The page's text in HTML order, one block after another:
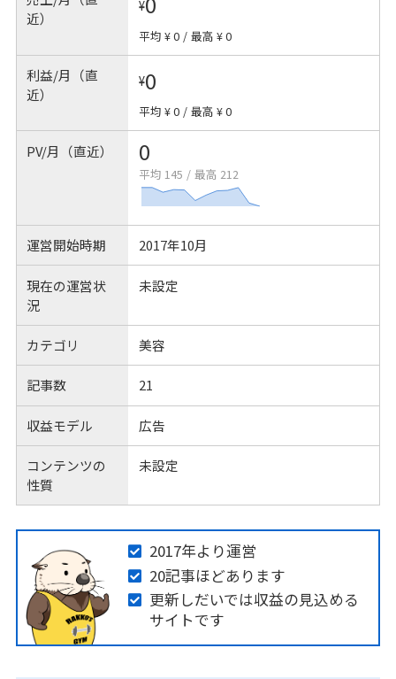
近）
¥
平均 ¥ 0 / 最高 ¥ 0
利益/月（直
近）
¥0
平均 ¥ 0 / 最高 ¥ 0
PV/月（直近） 0
平均 145 / 最高 212
運営開始時期 2017年10月
現在の運営状
況
未設定
カテゴリ 美容
記事数 21
収益モデル 広告
コンテンツの
性質
未設定
2017年より運営
20記事ほどあります
更新しだいでは収益の見込める
サイトです